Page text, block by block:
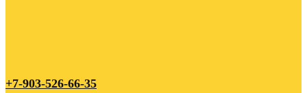
+7-903-526-66-35